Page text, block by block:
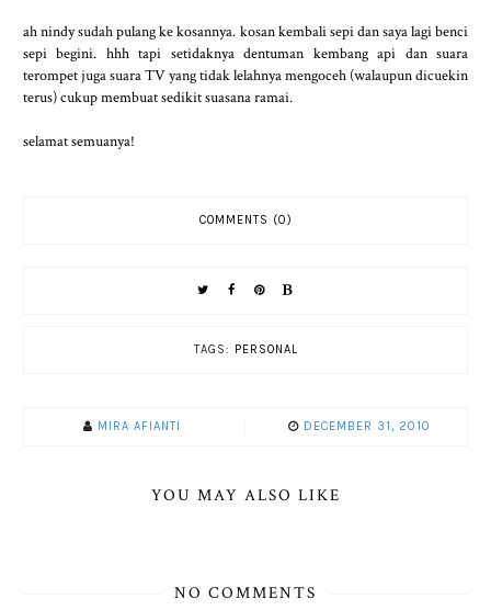
ah nindy sudah pulang ke kosannya. kosan kembali sepi dan saya lagi benci
sepi begini. hhh tapi setidaknya dentuman kembang api dan suara
terompet juga suara TV yang tidak lelahnya mengoceh (walaupun dicuekin
terus) cukup membuat sedikit suasana ramai.
selamat semuanya!
COMMENTS (0)
TAGS: PERSONAL
MIRA AFIANTI DECEMBER 31, 2010
YOU MAY ALSO LIKE
NO COMMENTS